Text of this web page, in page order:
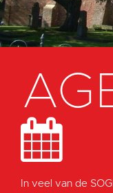
In veel van de